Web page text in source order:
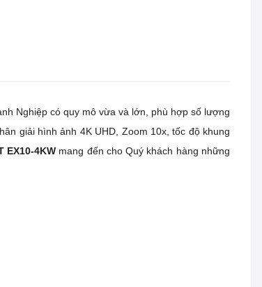
Nghiệp có quy mô vừa và lớn, phù hợp số lượng
giải hình ảnh 4K UHD, Zoom 10x, tốc độ khung
EX10-4KW mang đến cho Quý khách hàng những